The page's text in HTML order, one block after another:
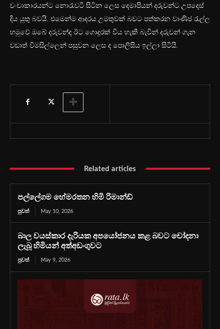
වංචාකාරයන්ට නොරැවටී සිටින ලෙස දෙමාපියන් දරුවන්ට උපදෙස්
දිය යුතු බවයි. එමෙන්ම ආදරය උමතුවක් බවට පත්කරන වාණිජ රැල්ල
හමුවේ ඔබේ දරුවන්ද ඊට ගොදුරක් විය හැකි බැවින් දරුවන් ගැන
වඩාත් විමසිල්ලෙන් පසුවන‍ ලෙස ද පොලිසිය ඉල්ලා සිටියි.
Related articles
පල්ලේගම හේමරතන හිමි රිමාන්ඩ්
පුවත් May 10, 2026
බාල වයස්කාර දැරියක අපයෝජනය කළ බවට චෝදනා
ලැබූ හිමියන් අත්අඩංගුවට
පුවත් May 9, 2026